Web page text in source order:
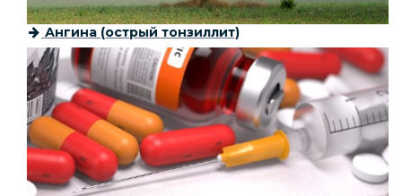
Ангина (острый тонзиллит)